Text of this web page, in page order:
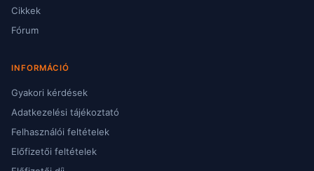
Cikkek
Fórum
INFORMÁCIÓ
Gyakori kérdések
Adatkezelési tájékoztató
Felhasználói feltételek
Előfizetői feltételek